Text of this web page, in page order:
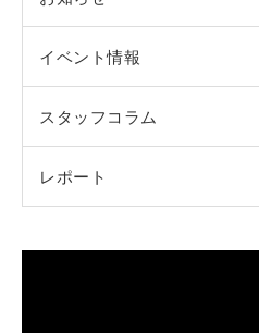
イベント情報
スタッフコラム
レポート